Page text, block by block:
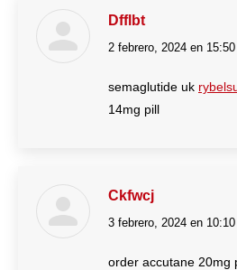
Dfflbt
dice:
2 febrero, 2024 en 15:50
semaglutide uk
14mg pill
Ckfwcj
dice:
3 febrero, 2024 en 10:10
order accutane 20mg